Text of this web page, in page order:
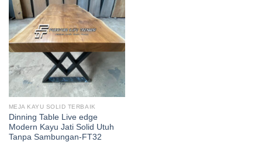
MEJA KAYU SOLID TERBAIK
Dinning Table Live edge
Modern Kayu Jati Solid Utuh
Tanpa Sambungan-FT32